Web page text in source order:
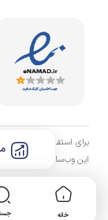
خانه
برای استفاده از
اين وب‌سايت نیز برای